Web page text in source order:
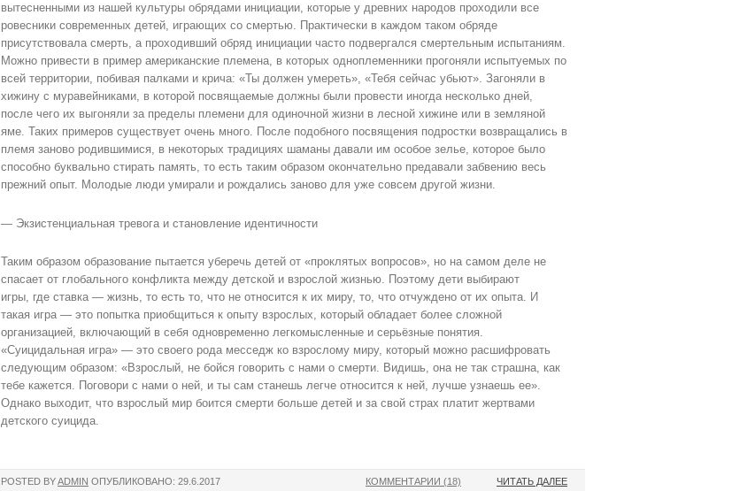
вытесненными из нашей культуры обрядами инициации, которые у древних народов проходили все
ровесники современных детей, играющих со смертью. Практически в каждом таком обряде
присутствовала смерть, а проходивший обряд инициации часто подвергался смертельным испытаниям.
Можно привести в пример американские племена, в которых одноплеменники прогоняли испытуемых по
всей территории, побивая палками и крича: «Ты должен умереть», «Тебя сейчас убьют». Загоняли в
хижину с муравейниками, в которой посвящаемые должны были провести иногда несколько дней,
после чего их выгоняли за пределы племени для одиночной жизни в лесной хижине или в земляной
яме. Таких примеров существует очень много. После подобного посвящения подростки возвращались в
племя заново родившимися, в некоторых традициях шаманы давали им особое зелье, которое было
способно буквально стирать память, то есть таким образом окончательно предавали забвению весь
прежний опыт. Молодые люди умирали и рождались заново для уже совсем другой жизни.
— Экзистенциальная тревога и становление идентичности
Таким образом образование пытается уберечь детей от «проклятых вопросов», но на самом деле не
спасает от глобального конфликта между детской и взрослой жизнью. Поэтому дети выбирают
игры, где ставка — жизнь, то есть то, что не относится к их миру, то, что отчуждено от их опыта. И
такая игра — это попытка приобщиться к опыту взрослых, который обладает более сложной
организацией, включающий в себя одновременно легкомысленные и серьёзные понятия.
«Суицидальная игра» — это своего рода месседж ко взрослому миру, который можно расшифровать
следующим образом: «Взрослый, не бойся говорить с нами о смерти. Видишь, она не так страшна, как
тебе кажется. Поговори с нами о ней, и ты сам станешь легче относится к ней, лучше узнаешь ее».
Однако выходит, что взрослый мир боится смерти больше детей и за свой страх платит жертвами
детского суицида.
POSTED BYADMIN ОПУБЛИКОВАНО: 29.6.2017 ЧИТАТЬ ДАЛЕЕ
КОММЕНТАРИИ (18)